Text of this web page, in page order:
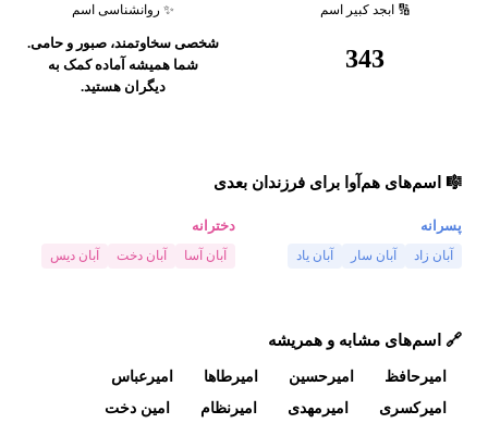
🔢 ابجد کبیر اسم
343
✨ روانشناسی اسم
شخصی سخاوتمند، صبور و حامی.
شما همیشه آماده کمک به
دیگران هستید.
🎼 اسم‌های هم‌آوا برای فرزندان بعدی
پسرانه
آبان زاد آبان سار آبان یاد
دخترانه
آبان آسا آبان دخت آبان دیس
🔗 اسم‌های مشابه و همریشه
امیرحافظ امیرحسین امیرطاها
امیرعباس
امیرکسری
امیرمهدی امیرنظام امین دخت